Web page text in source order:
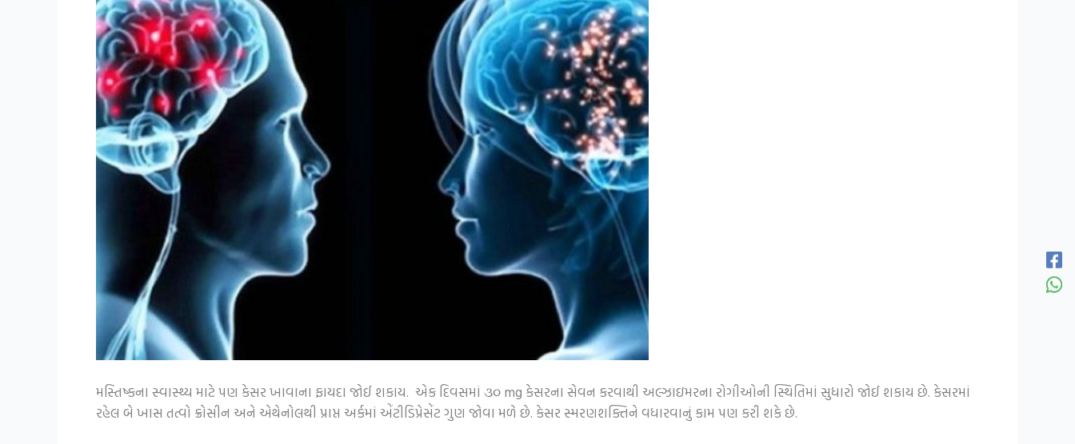
મસ્તિષ્કના સ્વાસ્થ્ય માટે પણ કેસર ખાવાના ફાયદા જોઈ શકાય. એક દિવસમાં ૩૦ mg કેસરના સેવન કરવાથી અલ્ઝાઇમરના રોગીઓની સ્થિતિમાં સુધારો જોઈ શકાય છે. કેસરમાં
રહેલ બે ખાસ તત્વો ક્રોસીન અને એથેનોલથી પ્રાપ્ત અર્કમાં એંટીડિપ્રેસેંટ ગુણ જોવા મળે છે. કેસર સ્મરણશક્તિને વધારવાનું કામ પણ કરી શકે છે.